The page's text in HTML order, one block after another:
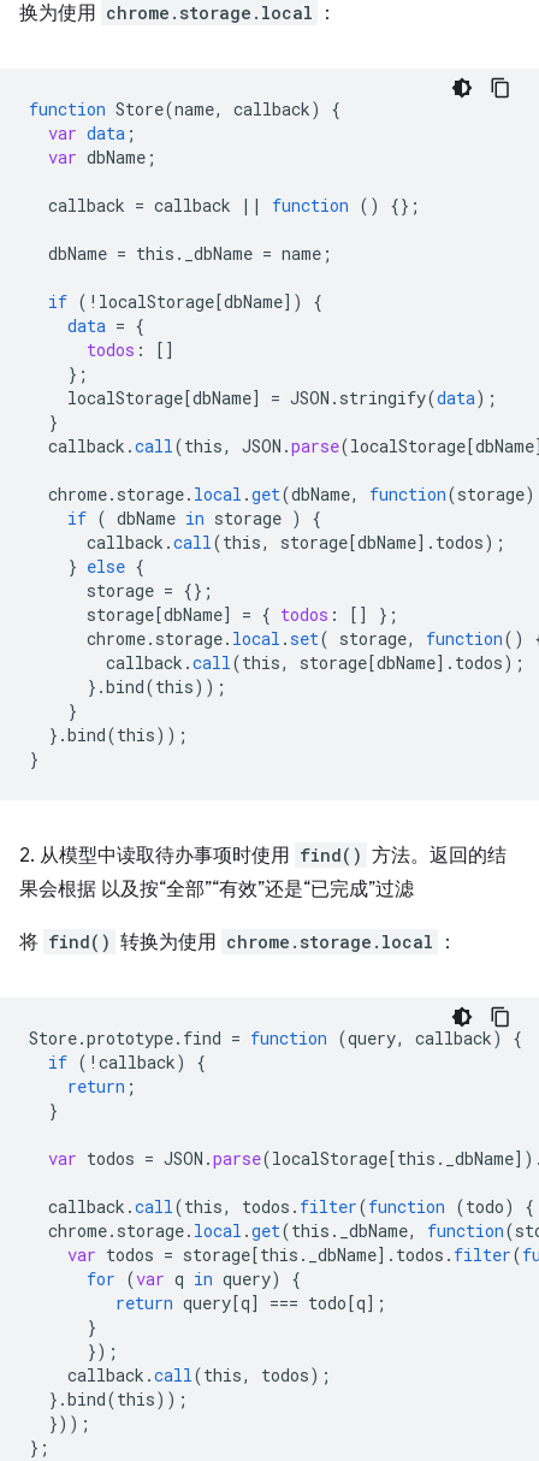
换为使用 chrome.storage.local ：
function Store(name, callback)
{
var data ;
var dbName ;
callback = callback || function () {} ;
dbName = this . _dbName = name ;
if ( ! localStorage [dbName] )
{
data = {
todos :
[]
} ;
localStorage [dbName] = JSON . stringify(data);
}
callback .call(this, JSON .parse(localStorage [dbName
chrome. storage. local .get(dbName, function(storage)
if ( dbName in storage )
{
callback .call(this, storage [dbName] . todos);
} else {
storage = {} ;
storage [dbName] = { todos : [] } ;
chrome. storage. local .set( storage, function()
callback .call(this, storage [dbName] . todos);
} .bind(this));
}
} .bind(this));
}
2. 从模型中读取待办事项时使用 find() 方法。返回的结
果会根据 以及按“全部”“有效”还是“已完成”过滤
将 find() 转换为使用 chrome.storage.local ：
Store.prototype. find = function (query, callback)
{
if ( ! callback)
{
return ;
}
var todos = JSON .parse(localStorage [this._dbName]
callback .call(this, todos . filter(function (todo)
{
chrome. storage. local .get(this . _dbName, function(
var todos = storage [this._dbName] . todos . filter(
for (var q in query)
{
return query [q] === todo [q] ;
}
});
callback .call(this, todos);
} .bind(this));
}));
} ;